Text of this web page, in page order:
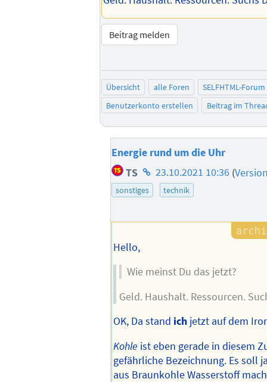
Beitrag melden
Übersicht alle Foren
SELFHTML-Forum
Benutzerkonto erstellen
Beitrag im
Energie rund um die Uhr
TS Homepage
des
23.10.2021 10:36 (
sonstiges technik
Hello,
Wie meinst Du das jetzt?
Geld. Haushalt. Ressourcen.
OK, Da stand ich jetzt auf dem
Kohle ist eben gerade in diesem
gefährliche Bezeichnung. Es soll
aus Braunkohle Wasserstoff